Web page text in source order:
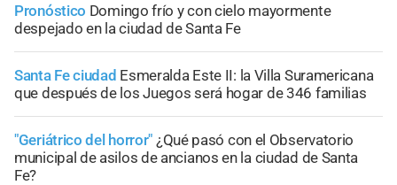
Pronóstico Domingo frío y con cielo mayormente
despejado en la ciudad de Santa Fe
Santa Fe ciudad Esmeralda Este II: la Villa Suramericana
que después de los Juegos será hogar de 346 familias
"Geriátrico del horror" ¿Qué pasó con el Observatorio
municipal de asilos de ancianos en la ciudad de Santa
Fe?